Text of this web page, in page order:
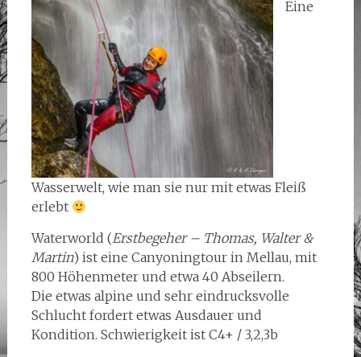
Eine
Wasserwelt, wie man sie nur mit etwas Fleiß
erlebt
Waterworld (Erstbegeher – Thomas, Walter &
Martin) ist eine Canyoningtour in Mellau, mit
800 Höhenmeter und etwa 40 Abseilern.
Die etwas alpine und sehr eindrucksvolle
Schlucht fordert etwas Ausdauer und
Kondition. Schwierigkeit ist C4+ / 3,2,3b